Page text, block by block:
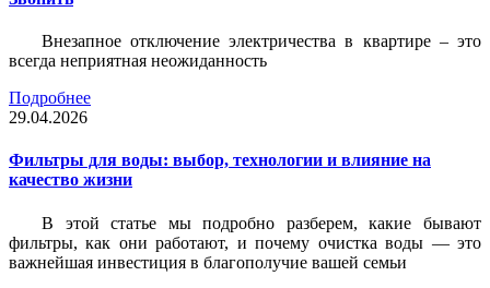
Внезапное отключение электричества в квартире – это
всегда неприятная неожиданность
Подробнее
29.04.2026
Фильтры для воды: выбор, технологии и влияние на
качество жизни
В этой статье мы подробно разберем, какие бывают
фильтры, как они работают, и почему очистка воды — это
важнейшая инвестиция в благополучие вашей семьи